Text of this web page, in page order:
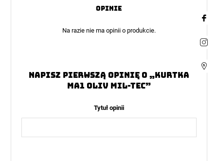
Opinie
Na razie nie ma opinii o produkcie.
Napisz pierwszą opinię o „Kurtka
MA1 Oliv MIL-TEC”
Tytuł opinii